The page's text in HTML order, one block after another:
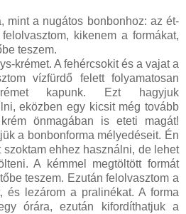
mint a nugátos bonbonhoz: az ét-
kikenem a formákat,
teszem.
krémet. A fehércsokit és a vajat a
vízfürdő felett folyamatosan
kapunk. Ezt hagyjuk
eközben egy kicsit még tovább
önmagában is eteti magát!
a bonbonforma mélyedéseit. Én
ehhez használni, de lehet
A kémmel megtöltött formát
teszem. Ezután felolvasztom a
és lezárom a pralinékat. A forma
órára, ezután kifordíthatjuk a